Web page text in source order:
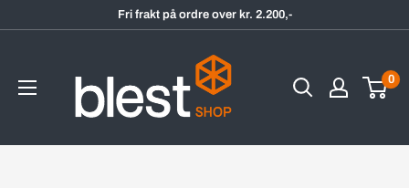
Fri frakt på ordre over kr. 2.200,-
0